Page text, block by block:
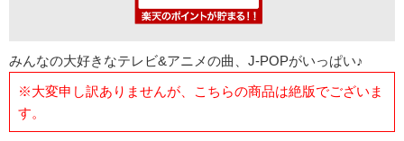
みんなの大好きなテレビ&アニメの曲、J-POPがいっぱい♪
※大変申し訳ありませんが、こちらの商品は絶版でございま
す。